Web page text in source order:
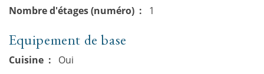
Nombre d'étages (numéro) 1
Equipement de base
Cuisine
Oui